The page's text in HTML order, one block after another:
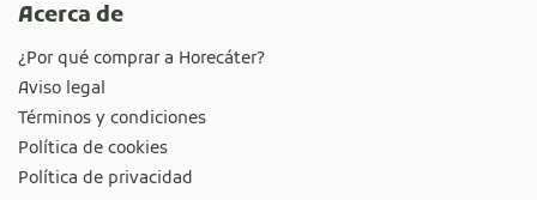
Acerca de
¿Por qué comprar a Horecáter?
Aviso legal
Términos y condiciones
Política de cookies
Política de privacidad